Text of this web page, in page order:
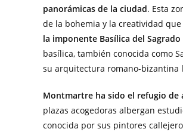
panorámicas de la ciudad. Esta
de la bohemia y la creatividad
la imponente Basílica del
basílica, también conocida como
su arquitectura romano-bizantina
Montmartre ha sido el refugio
plazas acogedoras albergan
conocida por sus pintores